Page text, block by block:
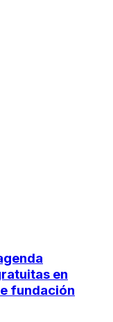
en
fundación